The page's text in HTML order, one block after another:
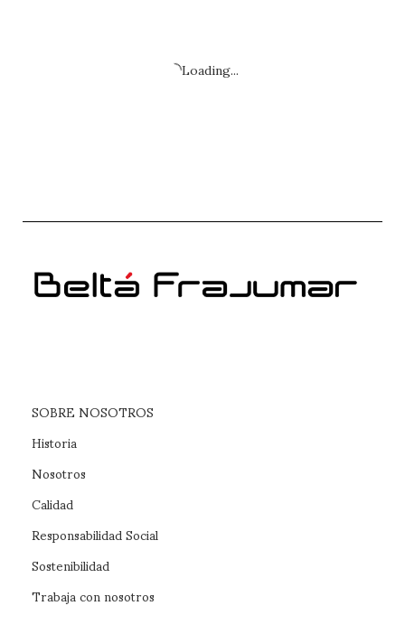
Loading...
SOBRE NOSOTROS
Historia
Nosotros
Calidad
Responsabilidad Social
Sostenibilidad
Trabaja con nosotros